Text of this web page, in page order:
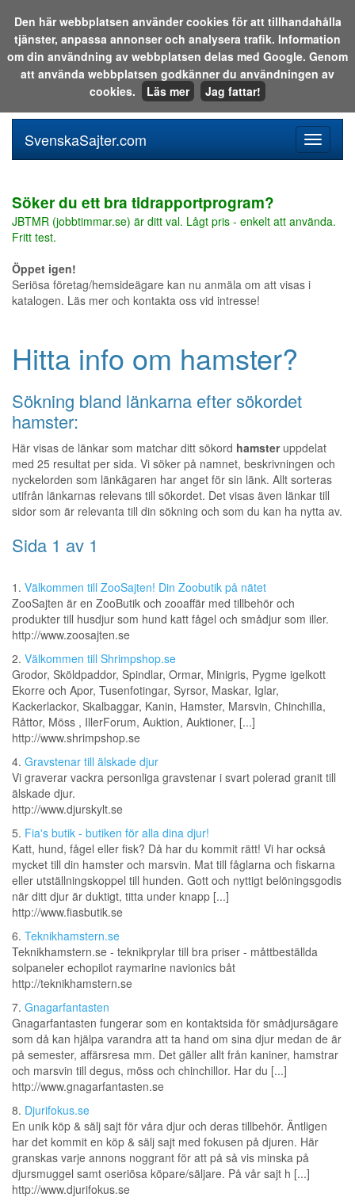
Sök i katalogen eller på webben:
meny
SvenskaSajter.com
Söker du ett bra tidrapportprogram?
JBTMR (jobbtimmar.se) är ditt val. Lågt pris - enkelt att använda.
Fritt test.
Öppet igen!
Seriösa företag/hemsideägare kan nu anmäla om att visas i
katalogen. Läs mer och kontakta oss vid intresse!
Hitta info om hamster?
Sökning bland länkarna efter sökordet
hamster:
Här visas de länkar som matchar ditt sökord hamsteruppdelat
med 25 resultat per sida. Vi söker på namnet, beskrivningen och
nyckelorden som länkägaren har anget för sin länk. Allt sorteras
utifrån länkarnas relevans till sökordet. Det visas även länkar till
sidor som är relevanta till din sökning och som du kan ha nytta av.
Sida 1 av 1
1. Välkommen till ZooSajten! Din Zoobutik på nätet
ZooSajten är en ZooButik och zooaffär med tillbehör och
produkter till husdjur som hund katt fågel och smådjur som iller.
http://www.zoosajten.se
2. Välkommen till Shrimpshop.se
Grodor, Sköldpaddor, Spindlar, Ormar, Minigris, Pygme igelkott
Ekorre och Apor, Tusenfotingar, Syrsor, Maskar, Iglar,
Kackerlackor, Skalbaggar, Kanin, Hamster, Marsvin, Chinchilla,
Råttor, Möss , IllerForum, Auktion, Auktioner, [...]
http://www.shrimpshop.se
4. Gravstenar till älskade djur
Vi graverar vackra personliga gravstenar i svart polerad granit till
älskade djur.
http://www.djurskylt.se
5. Fia's butik - butiken för alla dina djur!
Katt, hund, fågel eller fisk? Då har du kommit rätt! Vi har också
mycket till din hamster och marsvin. Mat till fåglarna och fiskarna
eller utställningskoppel till hunden. Gott och nyttigt belöningsgodis
när ditt djur är duktigt, titta under knapp [...]
http://www.fiasbutik.se
6. Teknikhamstern.se
Teknikhamstern.se - teknikprylar till bra priser - måttbeställda
solpaneler echopilot raymarine navionics båt
http://teknikhamstern.se
7. Gnagarfantasten
Gnagarfantasten fungerar som en kontaktsida för smådjursägare
som då kan hjälpa varandra att ta hand om sina djur medan de är
på semester, affärsresa mm. Det gäller allt från kaniner, hamstrar
och marsvin till degus, möss och chinchillor. Har du [...]
http://www.gnagarfantasten.se
8. Djurifokus.se
En unik köp & sälj sajt för våra djur och deras tillbehör. Äntligen
har det kommit en köp & sälj sajt med fokusen på djuren. Här
granskas varje annons noggrant för att på så vis minska på
djursmuggel samt oseriösa köpare/säljare. På vår sajt h [...]
http://www.djurifokus.se
Den här webbplatsen använder cookies för att tillhandahålla
tjänster, anpassa annonser och analysera trafik. Information
om din användning av webbplatsen delas med Google. Genom
att använda webbplatsen godkänner du användningen av
cookies.
Läs mer Jag fattar!